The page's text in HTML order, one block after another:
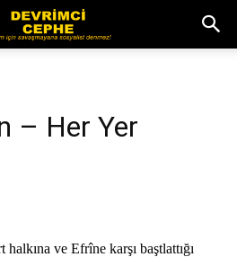
– Her Yer
ve Efrîne karşı baştlattığı